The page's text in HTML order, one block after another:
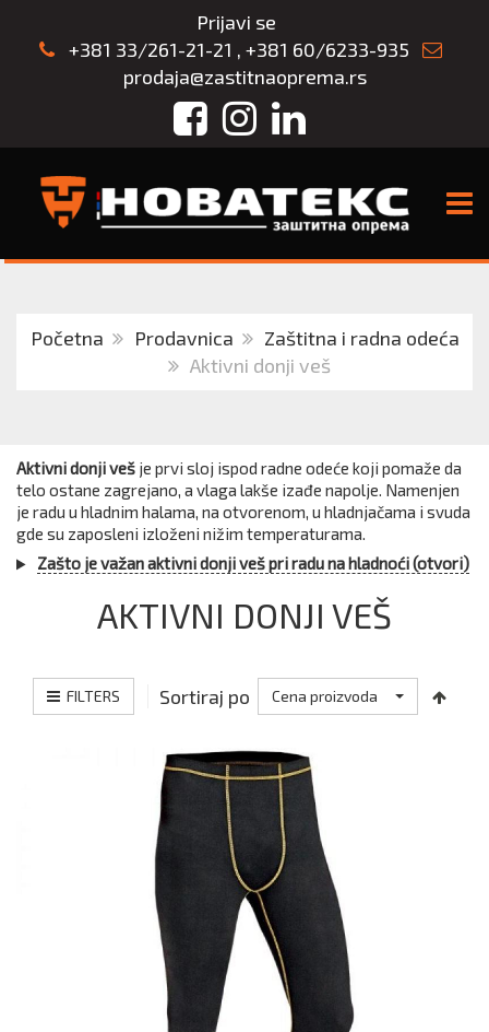
Prijavi se
+381 33/261-21-21 , +381 60/6233-935
prodaja@zastitnaoprema.rs
FacebookInstagram
LinkedIn
Početna Prodavnica
Zaštitna i radna odeća
Aktivni donji veš
Aktivni donji veš je prvi sloj ispod radne odeće koji pomaže da
telo ostane zagrejano, a vlaga lakše izađe napolje. Namenjen
je radu u hladnim halama, na otvorenom, u hladnjačama i svuda
gde su zaposleni izloženi nižim temperaturama.
Zašto je važan aktivni donji veš pri radu na hladnoći (otvori)
AKTIVNI DONJI VEŠ
FILTERS Sortiraj po Cena proizvoda